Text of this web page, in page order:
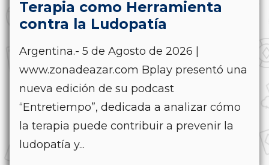
Terapia como Herramienta
contra la Ludopatía
Argentina.- 5 de Agosto de 2026 |
www.zonadeazar.com Bplay presentó una
nueva edición de su podcast
“Entretiempo”, dedicada a analizar cómo
la terapia puede contribuir a prevenir la
ludopatía y...